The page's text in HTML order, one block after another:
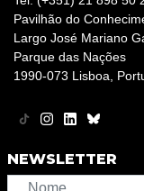
Pavilhão do
Largo José Mariano
Parque das Nações
1990-073 Lisboa,
NEWSLETTER